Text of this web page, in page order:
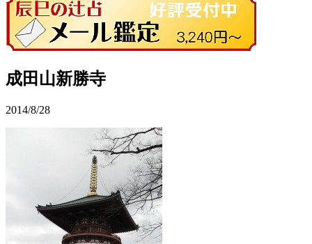
成田山新勝寺
2014/8/28